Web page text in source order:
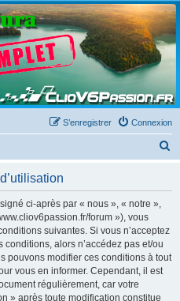
Connexion
S’enregistrer
c
ci-après par « nous », « notre »,
forum »), vous
suivantes. Si vous n’acceptez
alors n’accédez pas et/ou
pouvons modifier ces conditions à tout
vous en informer. Cependant, il est
régulièrement, car votre
» après toute modification constitue